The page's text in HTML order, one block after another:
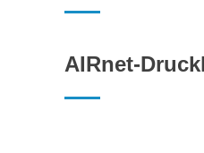
ROHRSYSTEME,
AIRnet-